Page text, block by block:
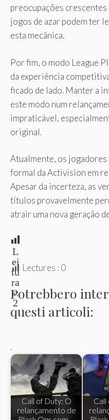
preocupações
jogos de azar podem ter
esta mecânica.
Por fim, o modo League
da experiência
ficado de lado. Manter a
este modo num
impraticável,
original.
Atualmente, os jogadores
formal da Activision em
Apesar da incerteza, as
títulos provavelmente
atrair uma nova geração
L
ei
tu
ra
s:
2
Lectures : 0
Potrebbero
questi articoli:
.
Call of Duty: O
relançamento de
Call